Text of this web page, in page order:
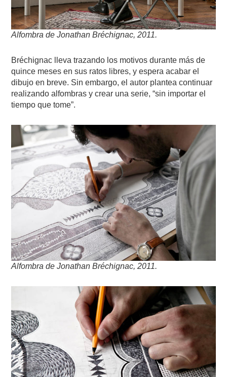
Alfombra de Jonathan Bréchignac, 2011.
Bréchignac lleva trazando los motivos durante más de
quince meses en sus ratos libres, y espera acabar el
dibujo en breve. Sin embargo, el autor plantea continuar
realizando alfombras y crear una serie, “sin importar el
tiempo que tome”.
Alfombra de Jonathan Bréchignac, 2011.